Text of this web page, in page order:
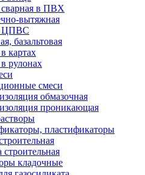
сварная в ПВХ
вытяжная
ЦПВС
базальтовая
картах
рулонах
смеси
обмазочная
проникающая
пластификаторы
кладочные